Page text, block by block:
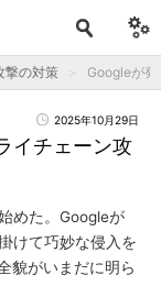
撃の対策 Googleが
2025年10月29日
イチェーン攻
めた。Googleが
けて巧妙な侵入を
貌がいまだに明ら